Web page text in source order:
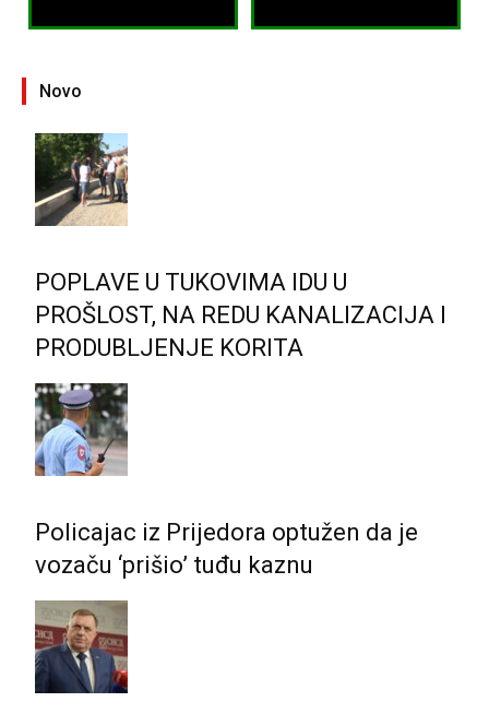
Novo
POPLAVE U TUKOVIMA IDU U
PROŠLOST, NA REDU KANALIZACIJA I
PRODUBLJENJE KORITA
Policajac iz Prijedora optužen da je
vozaču ‘prišio’ tuđu kaznu